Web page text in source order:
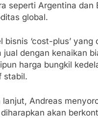
seperti Argentina
global.
bisnis ‘cost-plus’
jual dengan kenaikan
harga bungkil
stabil.
lanjut, Andreas
akan